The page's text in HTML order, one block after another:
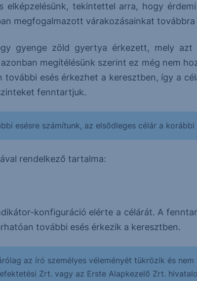
elképzelésünk, tekintettel arra, hogy
megfogalmazott várakozásainkat
gyenge zöld gyertya érkezett, mely
megítélésünk szerint ez még nem
esés érkezhet a keresztben, így a
fenntartjuk.
esésre számítunk, az elsődleges célár a korábbi
rendelkező tartalma:
konfiguráció elérte a célárát. A
további esés érkezik a keresztben.
az író személyes véleményét tükrözik és
Zrt. vagy az Erste Alapkezelő Zrt.